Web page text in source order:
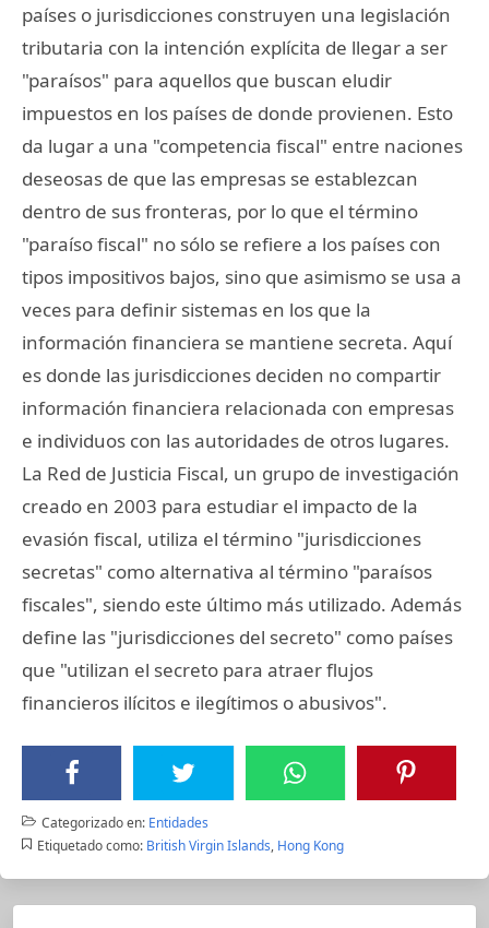
países o jurisdicciones construyen una legislación
tributaria con la intención explícita de llegar a ser
"paraísos" para aquellos que buscan eludir
impuestos en los países de donde provienen. Esto
da lugar a una "competencia fiscal" entre naciones
deseosas de que las empresas se establezcan
dentro de sus fronteras, por lo que el término
"paraíso fiscal" no sólo se refiere a los países con
tipos impositivos bajos, sino que asimismo se usa a
veces para definir sistemas en los que la
información financiera se mantiene secreta. Aquí
es donde las jurisdicciones deciden no compartir
información financiera relacionada con empresas
e individuos con las autoridades de otros lugares.
La Red de Justicia Fiscal, un grupo de investigación
creado en 2003 para estudiar el impacto de la
evasión fiscal, utiliza el término "jurisdicciones
secretas" como alternativa al término "paraísos
fiscales", siendo este último más utilizado. Además
define las "jurisdicciones del secreto" como países
que "utilizan el secreto para atraer flujos
financieros ilícitos e ilegítimos o abusivos".
Categorizado en: Entidades
Etiquetado como: British Virgin Islands, Hong Kong